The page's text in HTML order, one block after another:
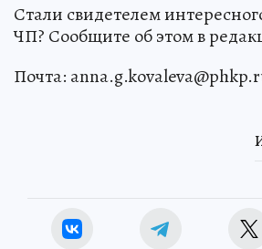
Стали свидетелем
ЧП? Сообщите об этом в
Почта: